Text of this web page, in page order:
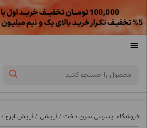
فروشگاه اینترنتی سین دخت / آرایشی / آرایش ابرو /